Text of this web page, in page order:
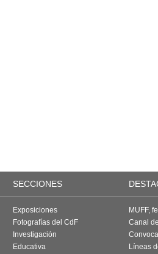
SECCIONES
Exposiciones
Fotografías del CdF
Investigación
Educativa
MUFF,
Canal
Líneas